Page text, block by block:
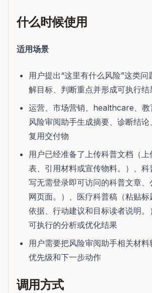
什么时候使用
适用场景
用户提出“这里有什么风险”这类
解目标、判断重点并形成可执行结
运营、市场营销、healthcare、教
风险审阅助手生成摘要、诊断结
复用交付物
用户已经准备了上传科普文档（
表、引用材料或宣传物料。）、
写无需登录即可访问的科普文章
网页面。）、医疗科普稿（粘贴
依据、行动建议和目标读者说明
可执行的分析或优化结果
用户需要把风险审阅助手相关材料
优先级和下一步动作
调用方式